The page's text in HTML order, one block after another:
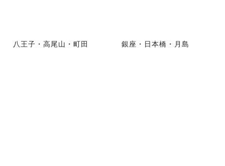
八王子・高尾山・町田 銀座・日本橋・月島